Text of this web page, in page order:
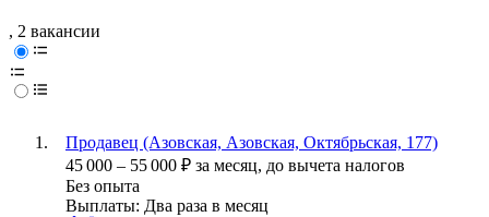
, 2 вакансии
Продавец (Азовская, Азовская, Октябрьская, 177)
45 000 – 55 000 ₽ за месяц, до вычета налогов
Без опыта
Выплаты: Два раза в месяц